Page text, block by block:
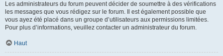
Les administrateurs du forum peuvent décider de soumettre à des vérifications
les messages que vous rédigez sur le forum. Il est également possible que
vous ayez été placé dans un groupe d’utilisateurs aux permissions limitées.
Pour plus d’informations, veuillez contacter un administrateur du forum.
Haut